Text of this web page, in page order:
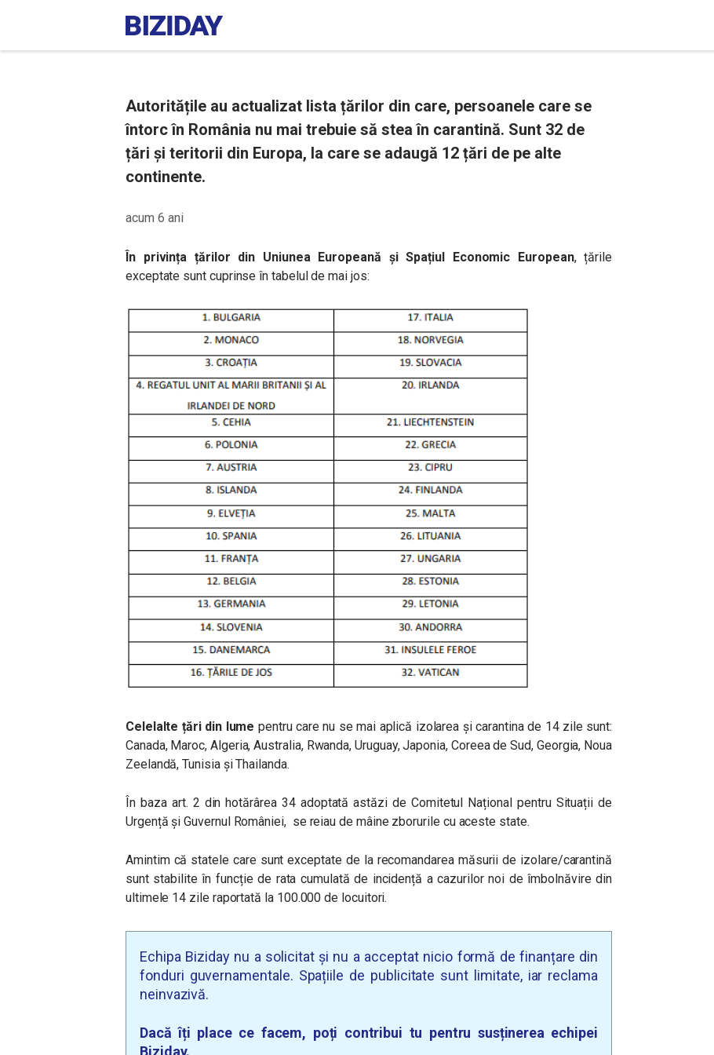
Autoritățile au actualizat lista țărilor din care, persoanele care se
întorc în România nu mai trebuie să stea în carantină. Sunt 32 de
țări și teritorii din Europa, la care se adaugă 12 țări de pe alte
continente.
acum 6 ani
În privința țărilor din Uniunea Europeană și Spațiul Economic European, țările
exceptate sunt cuprinse în tabelul de mai jos:
Celelalte țări din lume pentru care nu se mai aplică izolarea și carantina de 14 zile sunt:
Canada, Maroc, Algeria, Australia, Rwanda, Uruguay, Japonia, Coreea de Sud, Georgia, Noua
Zeelandă, Tunisia și Thailanda.
În baza art. 2 din hotărârea 34 adoptată astăzi de Comitetul Național pentru Situații de
Urgență și Guvernul României, se reiau de mâine zborurile cu aceste state.
Amintim că statele care sunt exceptate de la recomandarea măsurii de izolare/carantină
sunt stabilite în funcție de rata cumulată de incidență a cazurilor noi de îmbolnăvire din
ultimele 14 zile raportată la 100.000 de locuitori.
Echipa Biziday nu a solicitat și nu a acceptat nicio formă de finanțare din
fonduri guvernamentale. Spațiile de publicitate sunt limitate, iar reclama
neinvazivă.
Dacă îți place ce facem, poți contribui tu pentru susținerea echipei